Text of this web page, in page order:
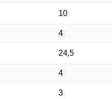
10
4
24,5
4
3